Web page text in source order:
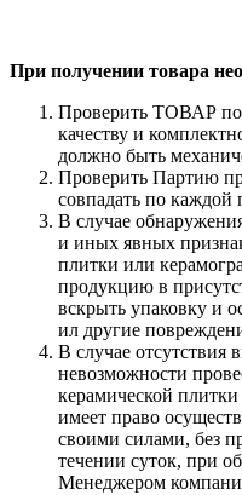
При получении товара
Проверить ТОВАР по
качеству и
должно быть
Проверить Партию
совпадать по каждой
В случае
и иных явных
плитки или
продукцию в
вскрыть упаковку и
ил другие
В случае
невозможности
керамической
имеет право
своими силами, без
течении суток, при
Менеджером